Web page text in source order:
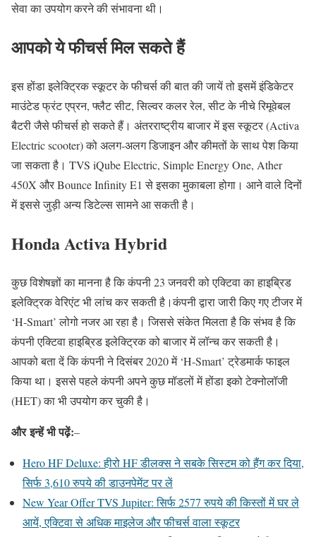
सेवा का उपयोग करने की संभावना थी।
आपको ये फीचर्स मिल सकते हैं
इस होंडा इलेक्ट्रिक स्कूटर के फीचर्स की बात की जायें तो इसमें इंडिकेटर
माउंटेड फ्रंट एप्रन, फ्लैट सीट, सिल्वर कलर रेल, सीट के नीचे रिमूवेबल
बैटरी जैसे फीचर्स हो सकते हैं। अंतरराष्ट्रीय बाजार में इस स्कूटर (Activa
Electric scooter) को अलग-अलग डिजाइन और कीमतों के साथ पेश किया
जा सकता है। TVS iQube Electric, Simple Energy One, Ather
450X और Bounce Infinity E1 से इसका मुकाबला होगा। आने वाले दिनों
में इससे जुड़ी अन्य डिटेल्स सामने आ सकती है।
Honda Activa Hybrid
कुछ विशेषज्ञों का मानना ​​है कि कंपनी 23 जनवरी को एक्टिवा का हाइब्रिड
इलेक्ट्रिक वेरिएंट भी लांच कर सकती है।कंपनी द्वारा जारी किए गए टीजर में
‘H-Smart’ लोगो नजर आ रहा है। जिससे संकेत मिलता है कि संभव है कि
कंपनी एक्टिवा हाइब्रिड इलेक्ट्रिक को बाजार में लॉन्च कर सकती है।
आपको बता दें कि कंपनी ने दिसंबर 2020 में ‘H-Smart’ ट्रेडमार्क फाइल
किया था। इससे पहले कंपनी अपने कुछ मॉडलों में होंडा इको टेक्नोलॉजी
(HET) का भी उपयोग कर चुकी है।
और इन्हें भी पढ़ें:–
Hero HF Deluxe: हीरो HF डीलक्स ने सबके सिस्टम को हैंग कर दिया,
सिर्फ 3,610 रुपये की डाउनपेमेंट पर लें
New Year Offer TVS Jupiter: सिर्फ 2577 रुपये की किस्तों में घर ले
आयें, एक्टिवा से अधिक माइलेज और फीचर्स वाला स्कूटर